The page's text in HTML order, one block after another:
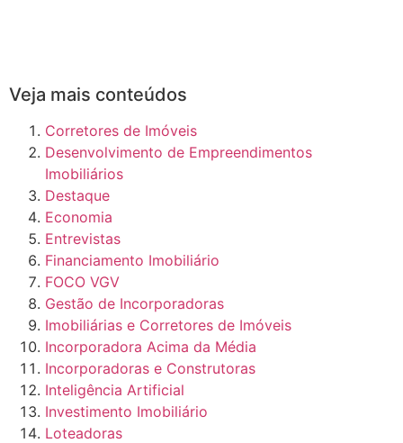
Veja mais conteúdos
Corretores de Imóveis
Desenvolvimento de Empreendimentos
Imobiliários
Destaque
Economia
Entrevistas
Financiamento Imobiliário
FOCO VGV
Gestão de Incorporadoras
Imobiliárias e Corretores de Imóveis
Incorporadora Acima da Média
Incorporadoras e Construtoras
Inteligência Artificial
Investimento Imobiliário
Loteadoras